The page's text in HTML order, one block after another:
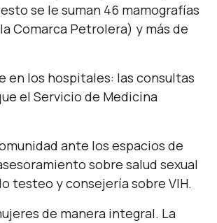
se le suman 46 mamografías
Comarca Petrolera) y más de
en los hospitales: las consultas
el Servicio de Medicina
ante los espacios de
sobre salud sexual
testeo y consejería sobre VIH.
de manera integral. La